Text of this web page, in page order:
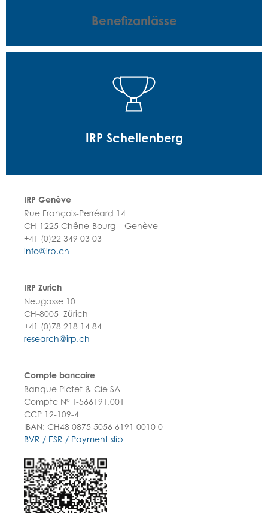
Benefizanlässe
IRP Schellenberg
IRP Genève
Rue François-Perréard 14
CH-1225 Chêne-Bourg – Genève
+41 (0)22 349 03 03
info@irp.ch
IRP Zurich
Neugasse 10
CH-8005 Zürich
+41 (0)78 218 14 84
research@irp.ch
Compte bancaire
Banque Pictet & Cie SA
Compte N° T-566191.001
CCP 12-109-4
IBAN: CH48 0875 5056 6191 0010 0
BVR / ESR / Payment slip